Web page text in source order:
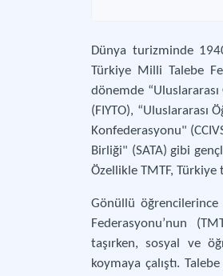
Dünya turizminde
Türkiye Milli Talebe
dönemde
(FIYTO), “Uluslararası
Konfederasyonu"
Birliği" (SATA) gibi
Özellikle TMTF,
Gönüllü
Federasyonu’nun
taşırken, sosyal ve
koymaya çalıştı.